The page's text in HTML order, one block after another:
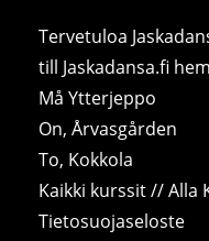
Tervetuloa
till Jaskadansa.fi
Må Ytterjeppo
On, Årvasgården
To, Kokkola
Kaikki kurssit // Alla
Tietosuojaseloste